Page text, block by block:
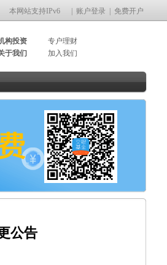
本网站支持IPv6 账户登录 免费开户
构投资
专户理财
于我们
加入我们
公告